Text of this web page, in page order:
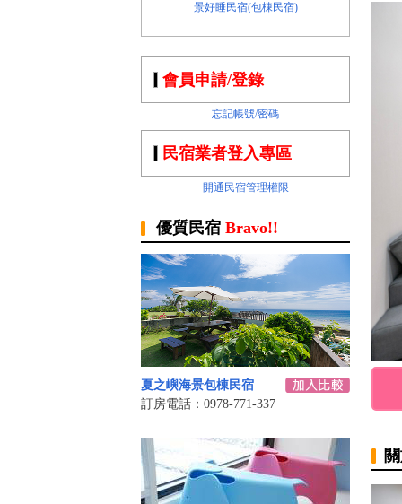
景好睡民宿(包棟民宿)
會員申請/登錄
忘記帳號/密碼
民宿業者登入專區
開通民宿管理權限
優質民宿 Bravo!!
夏之嶼海景包棟民宿
訂房電話：0978-771-337